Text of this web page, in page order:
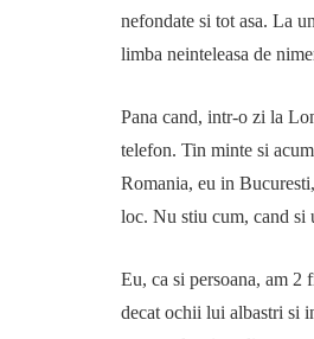
nefondate si tot asa. La
limba neinteleasa de
Pana cand, intr-o zi la
telefon. Tin minte si
Romania, eu in
loc. Nu stiu cum, cand si
Eu, ca si persoana, am
decat ochii lui albastri si